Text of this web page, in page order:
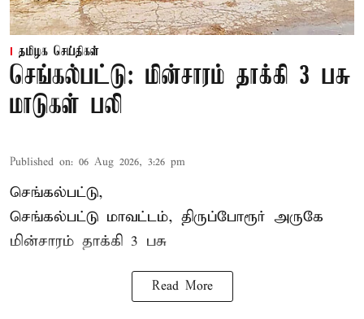
தமிழக செய்திகள்
செங்கல்பட்டு: மின்சாரம் தாக்கி 3 பசு
மாடுகள் பலி
Published on: 06 Aug 2026, 3:26 pm
செங்கல்பட்டு,
செங்கல்பட்டு மாவட்டம், திருப்போரூர் அருகே
மின்சாரம் தாக்கி 3 பசு
Read More